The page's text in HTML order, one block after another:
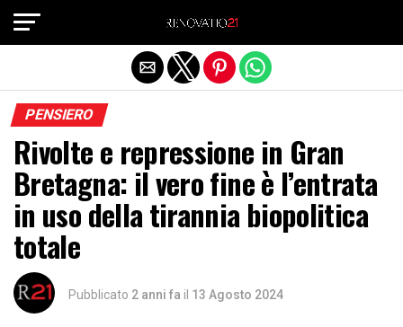
PENSIERO
Rivolte e repressione in Gran
Bretagna: il vero fine è l’entrata
in uso della tirannia biopolitica
totale
Pubblicato 2 anni fa il 13 Agosto 2024
Exit mobile version